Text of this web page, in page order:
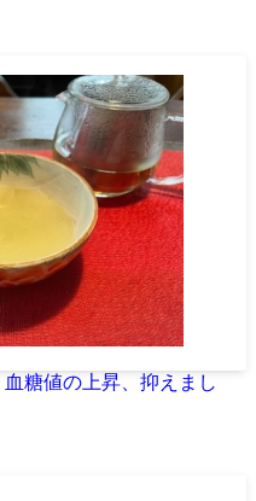
糖値の上昇、抑えまし